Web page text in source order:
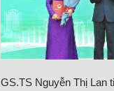
GS.TS Nguyễn Thị Lan